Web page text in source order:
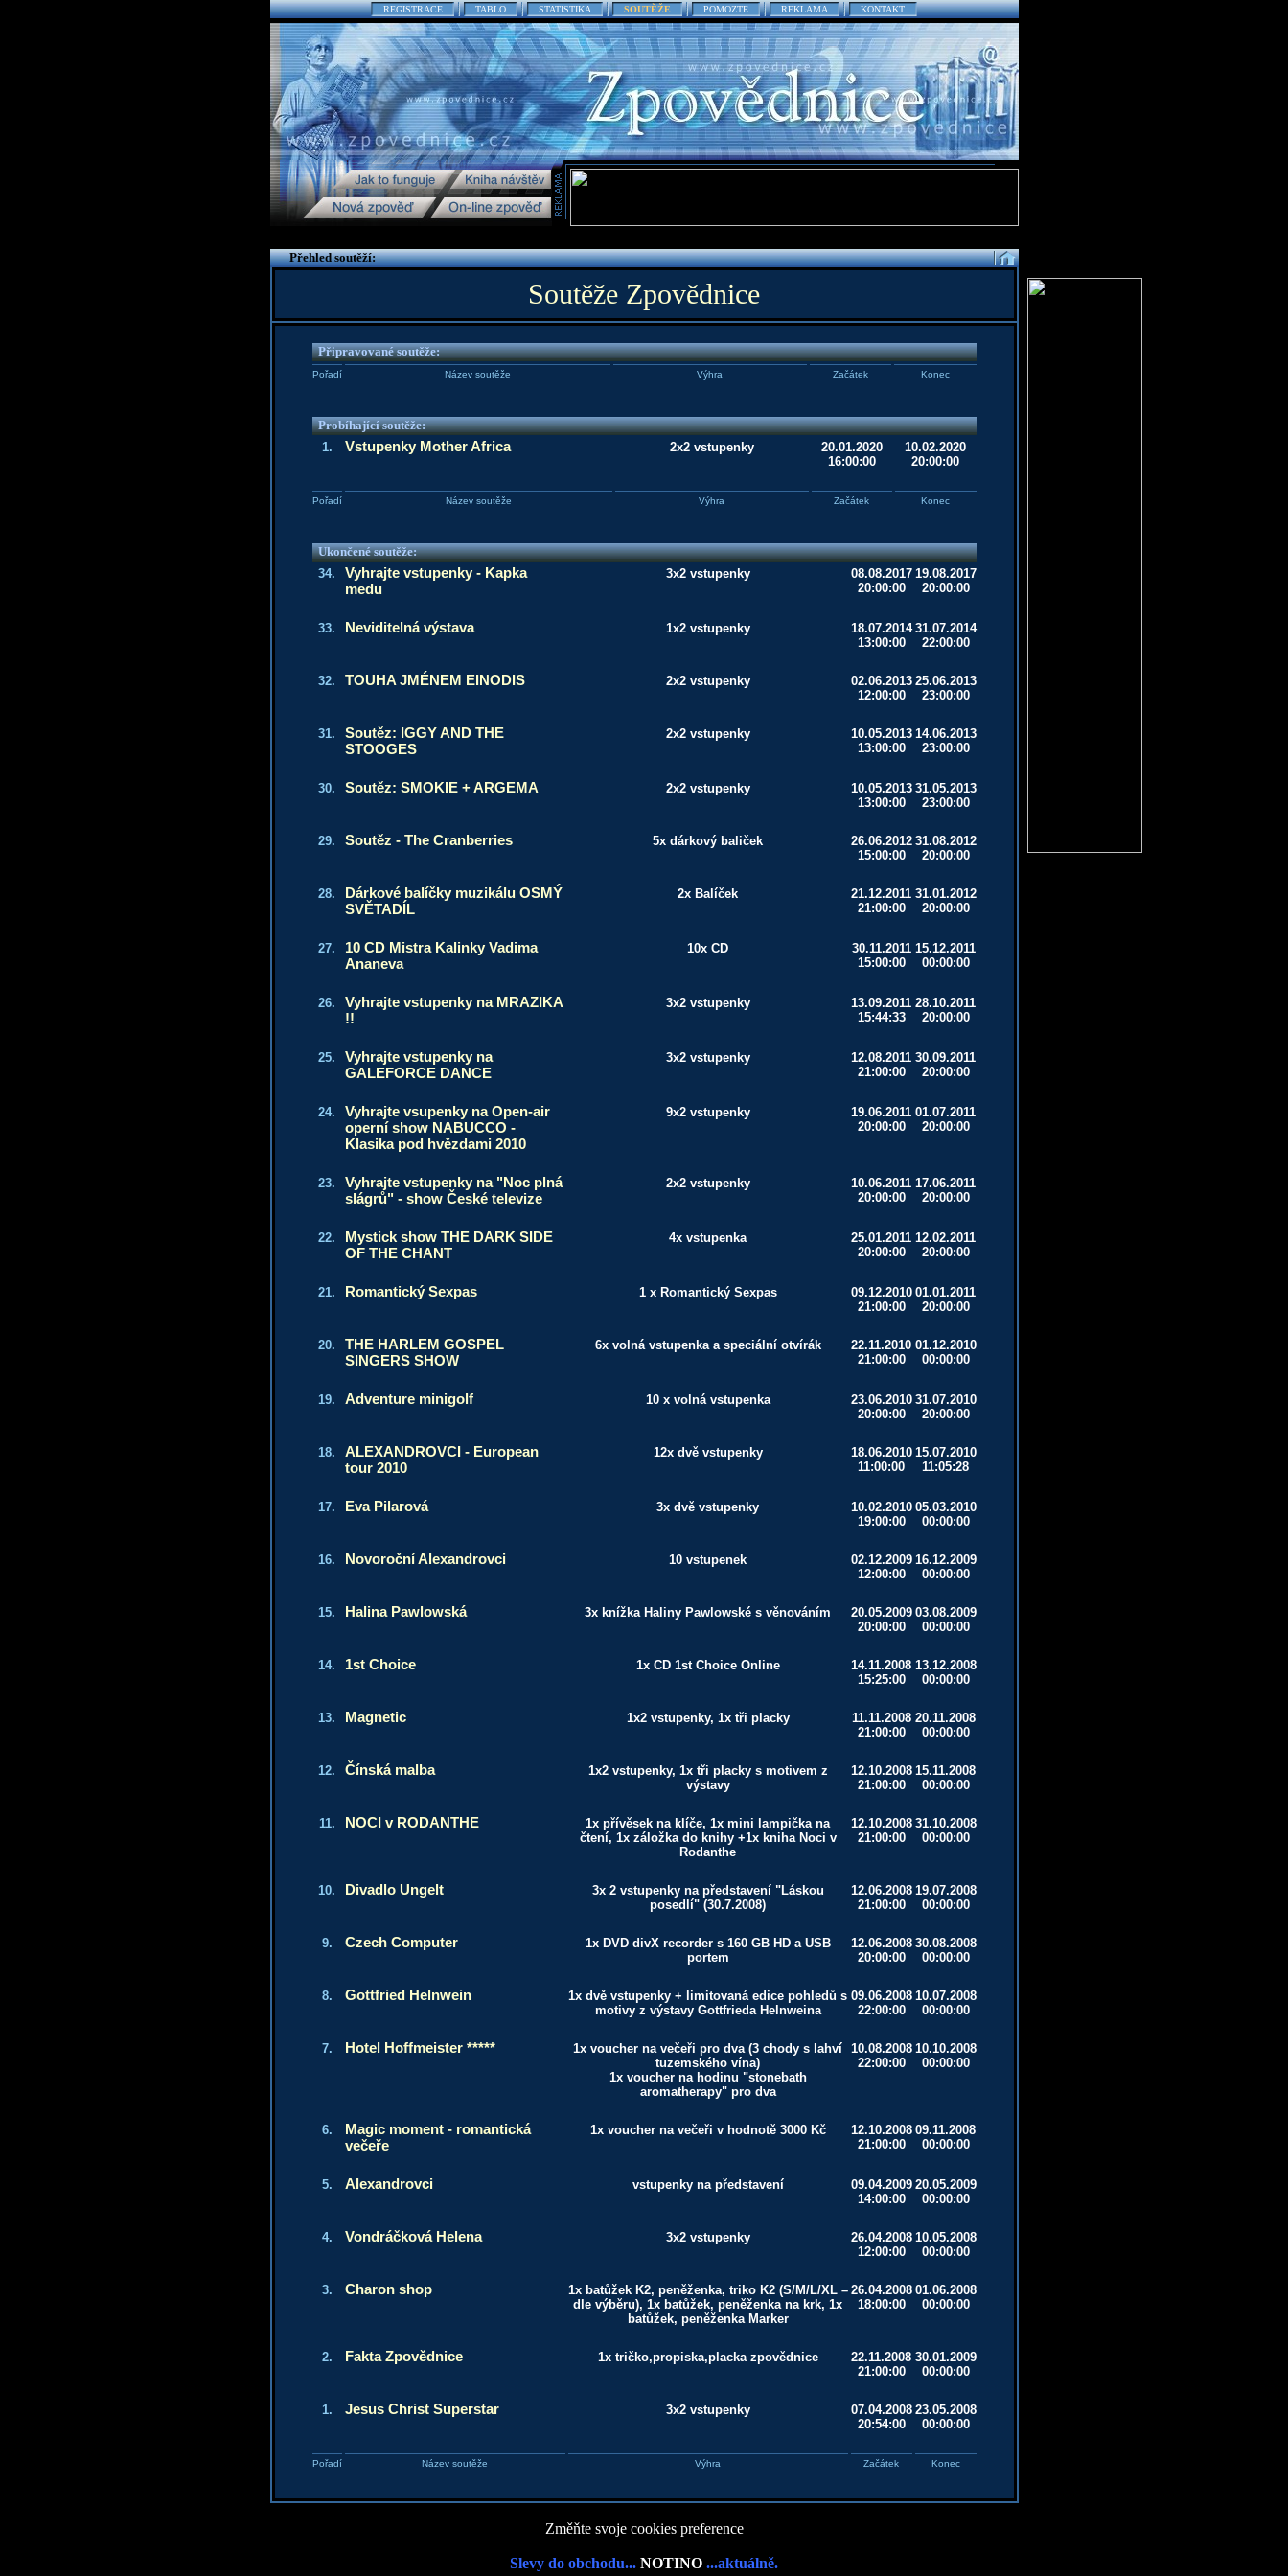
REGISTRACE TABLO STATISTIKA SOUTĚŽE POMOZTE REKLAMA KONTAKT
Přehled soutěží:
Soutěže Zpovědnice
Připravované soutěže:
Pořadí Název soutěže Výhra Začátek Konec
Probíhající soutěže:
1.
Vstupenky Mother Africa 2x2 vstupenky
20.01.2020
16:00:00
10.02.2020
20:00:00
Pořadí Název soutěže Výhra Začátek Konec
Ukončené soutěže:
34.
Vyhrajte vstupenky - Kapka
medu
3x2 vstupenky
08.08.2017
20:00:00
19.08.2017
20:00:00
33. Neviditelná výstava 1x2 vstupenky
18.07.2014
13:00:00
31.07.2014
22:00:00
32. TOUHA JMÉNEM EINODIS 2x2 vstupenky
02.06.2013
12:00:00
25.06.2013
23:00:00
31.
Soutěz: IGGY AND THE
STOOGES
2x2 vstupenky
10.05.2013
13:00:00
14.06.2013
23:00:00
30. Soutěz: SMOKIE + ARGEMA 2x2 vstupenky
10.05.2013
13:00:00
31.05.2013
23:00:00
29. Soutěz - The Cranberries 5x dárkový baliček
26.06.2012
15:00:00
31.08.2012
20:00:00
28.
Dárkové balíčky muzikálu OSMÝ
SVĚTADÍL
2x Balíček
21.12.2011
21:00:00
31.01.2012
20:00:00
27.
10 CD Mistra Kalinky Vadima
Ananeva
10x CD
30.11.2011
15:00:00
15.12.2011
00:00:00
26.
Vyhrajte vstupenky na MRAZIKA
!!
3x2 vstupenky
13.09.2011
15:44:33
28.10.2011
20:00:00
25.
Vyhrajte vstupenky na
GALEFORCE DANCE
3x2 vstupenky
12.08.2011
21:00:00
30.09.2011
20:00:00
24.
Vyhrajte vsupenky na Open-air
operní show NABUCCO -
Klasika pod hvězdami 2010
9x2 vstupenky
19.06.2011
20:00:00
01.07.2011
20:00:00
23.
Vyhrajte vstupenky na "Noc plná
slágrů" - show České televize
2x2 vstupenky
10.06.2011
20:00:00
17.06.2011
20:00:00
22.
Mystick show THE DARK SIDE
OF THE CHANT
4x vstupenka
25.01.2011
20:00:00
12.02.2011
20:00:00
21. Romantický Sexpas 1 x Romantický Sexpas
09.12.2010
21:00:00
01.01.2011
20:00:00
20.
THE HARLEM GOSPEL
SINGERS SHOW
6x volná vstupenka a speciální otvírák
22.11.2010
21:00:00
01.12.2010
00:00:00
19. Adventure minigolf 10 x volná vstupenka
23.06.2010
20:00:00
31.07.2010
20:00:00
18.
ALEXANDROVCI - European
tour 2010
12x dvě vstupenky
18.06.2010
11:00:00
15.07.2010
11:05:28
17. Eva Pilarová 3x dvě vstupenky
10.02.2010
19:00:00
05.03.2010
00:00:00
16. Novoroční Alexandrovci 10 vstupenek
02.12.2009
12:00:00
16.12.2009
00:00:00
15. Halina Pawlowská 3x knížka Haliny Pawlowské s věnováním
20.05.2009
20:00:00
03.08.2009
00:00:00
14. 1st Choice 1x CD 1st Choice Online
14.11.2008
15:25:00
13.12.2008
00:00:00
13. Magnetic 1x2 vstupenky, 1x tři placky
11.11.2008
21:00:00
20.11.2008
00:00:00
12. Čínská malba
1x2 vstupenky, 1x tři placky s motivem z
výstavy
12.10.2008
21:00:00
15.11.2008
00:00:00
11. NOCI v RODANTHE
1x přívěsek na klíče, 1x mini lampička na
čtení, 1x záložka do knihy +1x kniha Noci v
Rodanthe
12.10.2008
21:00:00
31.10.2008
00:00:00
10. Divadlo Ungelt
3x 2 vstupenky na představení "Láskou
posedlí" (30.7.2008)
12.06.2008
21:00:00
19.07.2008
00:00:00
9. Czech Computer
1x DVD divX recorder s 160 GB HD a USB
portem
12.06.2008
20:00:00
30.08.2008
00:00:00
8. Gottfried Helnwein
1x dvě vstupenky + limitovaná edice pohledů s
motivy z výstavy Gottfrieda Helnweina
09.06.2008
22:00:00
10.07.2008
00:00:00
7. Hotel Hoffmeister *****
1x voucher na večeři pro dva (3 chody s lahví
tuzemského vína)
1x voucher na hodinu "stonebath
aromatherapy" pro dva
10.08.2008
22:00:00
10.10.2008
00:00:00
6.
Magic moment - romantická
večeře
1x voucher na večeři v hodnotě 3000 Kč
12.10.2008
21:00:00
09.11.2008
00:00:00
5. Alexandrovci vstupenky na představení
09.04.2009
14:00:00
20.05.2009
00:00:00
4. Vondráčková Helena 3x2 vstupenky
26.04.2008
12:00:00
10.05.2008
00:00:00
3. Charon shop
1x batůžek K2, peněženka, triko K2 (S/M/L/XL –
dle výběru), 1x batůžek, peněženka na krk, 1x
batůžek, peněženka Marker
26.04.2008
18:00:00
01.06.2008
00:00:00
2. Fakta Zpovědnice 1x tričko,propiska,placka zpovědnice
22.11.2008
21:00:00
30.01.2009
00:00:00
1. Jesus Christ Superstar 3x2 vstupenky
07.04.2008
20:54:00
23.05.2008
00:00:00
Pořadí Název soutěže Výhra Začátek Konec
Změňte svoje cookies preference
Slevy do obchodu... NOTINO ...aktuálně.